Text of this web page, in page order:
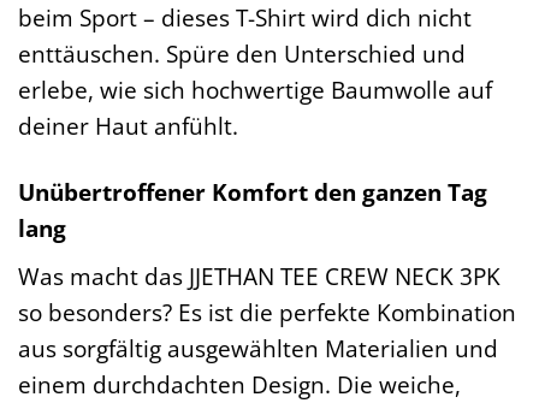
beim Sport – dieses T-Shirt wird dich nicht
enttäuschen. Spüre den Unterschied und
erlebe, wie sich hochwertige Baumwolle auf
deiner Haut anfühlt.
Unübertroffener Komfort den ganzen Tag
lang
Was macht das JJETHAN TEE CREW NECK 3PK
so besonders? Es ist die perfekte Kombination
aus sorgfältig ausgewählten Materialien und
einem durchdachten Design. Die weiche,